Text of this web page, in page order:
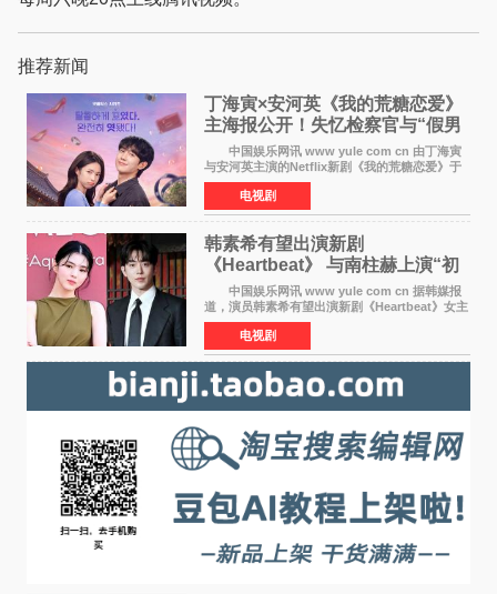
推荐新闻
丁海寅×安河英《我的荒糖恋爱》
主海报公开！失忆检察官与“假男
友”同居罗曼史来
中国娱乐网讯 www yule com cn 由丁海寅
与安河英主演的Netflix新剧《我的荒糖恋爱》于
近日公开主海报，正式进入开播倒计时。 海
报中，两人并肩站在充满怀旧气息的九津麦芽村
街道上，丁
电视剧
韩素希有望出演新剧
《Heartbeat》 与南柱赫上演“初
恋归来”奇幻罗曼史
中国娱乐网讯 www yule com cn 据韩媒报
道，演员韩素希有望出演新剧《Heartbeat》女主
角，与南柱赫合作，引发高度关注。 韩素希
在剧中饰演能够看到过去的女人洪莎朗一角，因
初恋的意外
电视剧